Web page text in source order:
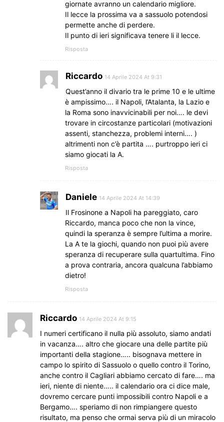
giornate avranno un calendario migliore.
Il lecce la prossima va a sassuolo potendosi
permette anche di perdere.
Il punto di ieri significava tenere li il lecce.
Risposta
Riccardo 14 Aprile 2024 At 9:31
Quest’anno il divario tra le prime 10 e le ultime
è ampissimo…. il Napoli, l’Atalanta, la Lazio e
la Roma sono inavvicinabili per noi…. le devi
trovare in circostanze particolari (motivazioni
assenti, stanchezza, problemi interni…. )
altrimenti non c’è partita …. purtroppo ieri ci
siamo giocati la A.
Risposta
Daniele 14 Aprile 2024 At 14:39
Il Frosinone a Napoli ha pareggiato, caro
Riccardo, manca poco che non la vince,
quindi la speranza è sempre l’ultima a morire.
La A te la giochi, quando non puoi più avere
speranza di recuperare sulla quartultima. Fino
a prova contraria, ancora qualcuna l’abbiamo
dietro!
Risposta
Riccardo 14 Aprile 2024 At 9:15
I numeri certificano il nulla più assoluto, siamo andati
in vacanza…. altro che giocare una delle partite più
importanti della stagione….. bisognava mettere in
campo lo spirito di Sassuolo o quello contro il Torino,
anche contro il Cagliari abbiamo cercato di fare…. ma
ieri, niente di niente….. il calendario ora ci dice male,
dovremo cercare punti impossibili contro Napoli e a
Bergamo…. speriamo di non rimpiangere questo
risultato, ma penso che ormai serva più di un miracolo